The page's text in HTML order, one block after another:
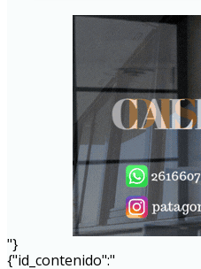
"}
{"id_contenido":"